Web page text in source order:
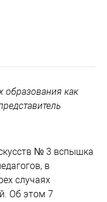
образования как
№ 3 вспышка
в
случаях
Об этом 7